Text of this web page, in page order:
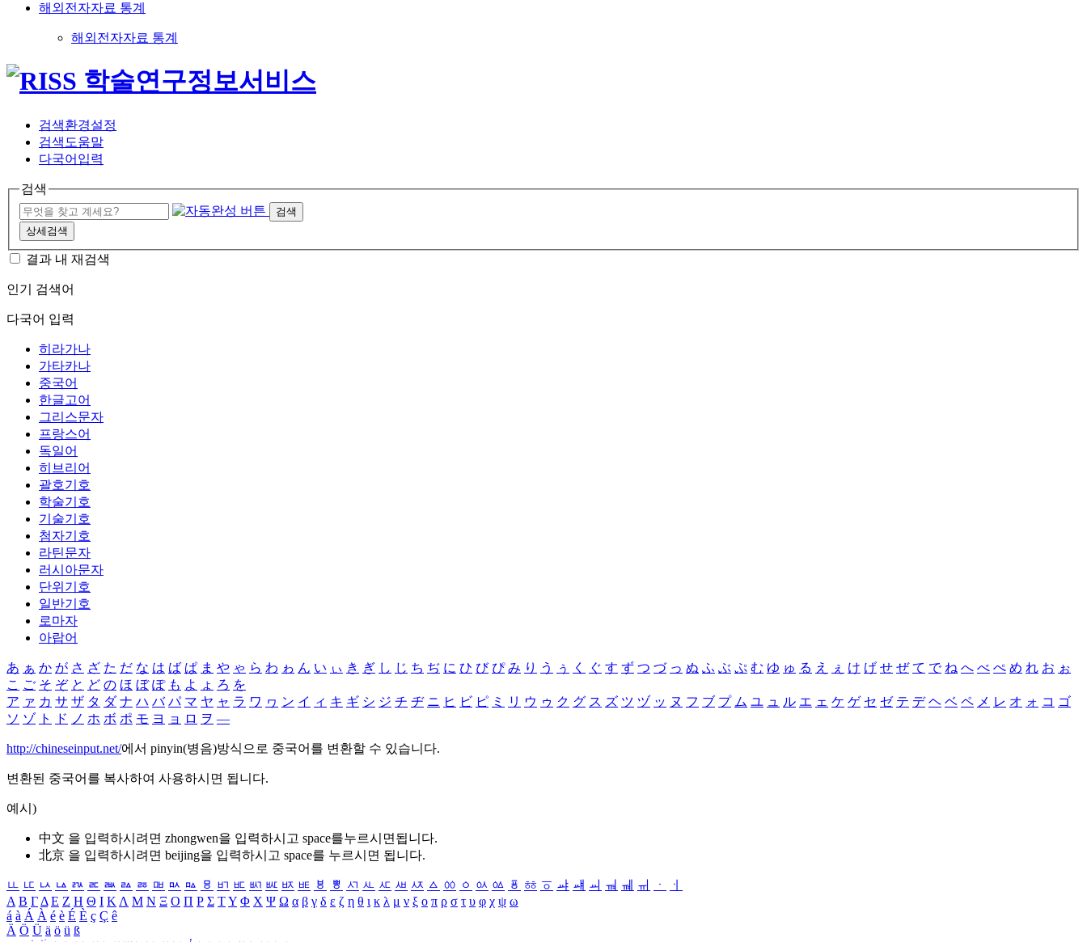
해외전자자료 통계
해외전자자료 통계
검색환경설정
검색도움말
다국어입력
검색
검색
상세검색
결과 내 재검색
인기 검색어
다국어 입력
히라가나
가타카나
중국어
한글고어
그리스문자
프랑스어
독일어
히브리어
괄호기호
학술기호
기술기호
첨자기호
라틴문자
러시아문자
단위기호
일반기호
로마자
아랍어
あ ぁ か が さ ざ た だ な は ば ぱ ま や ゃ ら わ ゎ ん い ぃ き ぎ し じ ち ぢ に ひ び ぴ み り う ぅ く ぐ す ず つ づ っ ぬ ふ ぶ ぷ む ゆ ゅ る え ぇ け げ せ ぜ て で ね へ べ ぺ め れ お ぉ
こ ご そ ぞ と ど の ほ ぼ ぽ も よ ょ ろ を
ア ァ カ サ ザ タ ダ ナ ハ バ パ マ ヤ ャ ラ ワ ヮ ン イ ィ キ ギ シ ジ チ ヂ ニ ヒ ビ ピ ミ リ ウ ゥ ク グ ス ズ ツ ヅ ッ ヌ フ ブ プ ム ユ ュ ル エ ェ ケ ゲ セ ゼ テ デ ヘ ベ ペ メ レ オ ォ コ ゴ
ソ ゾ ト ド ノ ホ ボ ポ モ ヨ ョ ロ ヲ ―
http://chineseinput.net/에서 pinyin(병음)방식으로 중국어를 변환할 수 있습니다.
변환된 중국어를 복사하여 사용하시면 됩니다.
예시)
中文 을 입력하시려면 zhongwen을 입력하시고 space를누르시면됩니다.
北京 을 입력하시려면 beijing을 입력하시고 space를 누르시면 됩니다.
ㅥ ㅦ ㅧ ㅨ ㅩ ㅪ ㅫ ㅬ ㅭ ㅮ ㅯ ㅰ ㅱ ㅲ ㅳ ㅴ ㅵ ㅶ ㅷ ㅸ ㅹ ㅺ ㅻ ㅼ ㅽ ㅾ ㅿ ㆀ ㆁ ㆂ ㆃ ㆄ ㆅ ㆆ ㆇ ㆈ ㆉ ㆊ ㆋ ㆌ ㆍ
ㆎ
Α Β ΓΔ Ε Ζ Η Θ Ι ΚΛ Μ Ν Ξ Ο Π Ρ Σ ΤΥ Φ Χ Ψ Ω α β γ δ ε ζ η θ ι κ λ μ ν ξ ο π ρ σ τ υ φ χ ψ ω
á à Á À é è É È ç Ç ê
Ä Ö Ü ä ö ü ß